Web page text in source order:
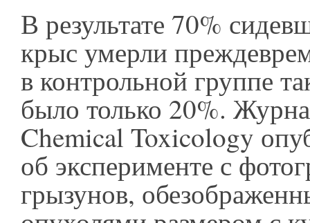
В результате 70%
крыс умерли
в контрольной группе
было только 20%.
Chemical Toxicology
об эксперименте с
грызунов,